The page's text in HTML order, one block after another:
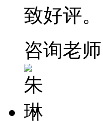
致好评。
咨询老师